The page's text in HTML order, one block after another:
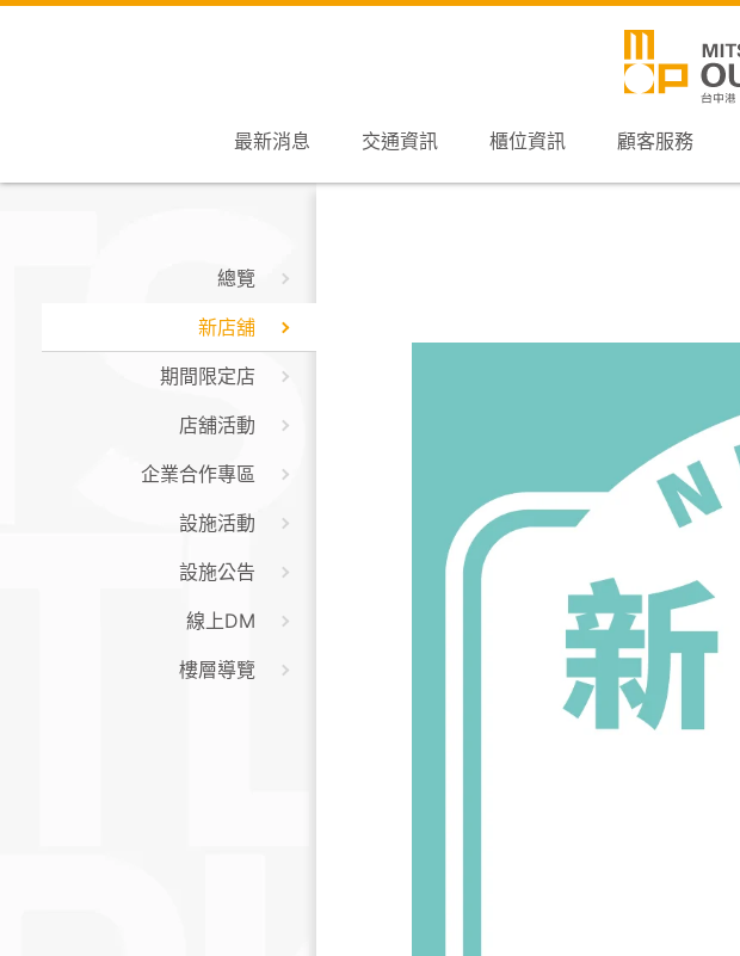
最新消息 交通資訊 櫃位資訊 顧客服務
總覽
新店舖
期間限定店
店舖活動
企業合作專區
設施活動
設施公告
線上DM
樓層導覽